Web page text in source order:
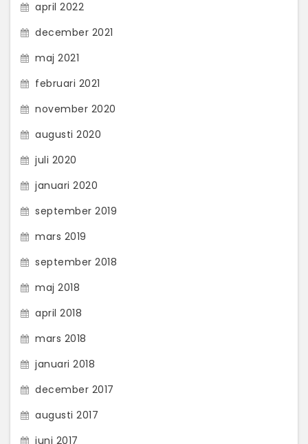
april 2022
december 2021
maj 2021
februari 2021
november 2020
augusti 2020
juli 2020
januari 2020
september 2019
mars 2019
september 2018
maj 2018
april 2018
mars 2018
januari 2018
december 2017
augusti 2017
juni 2017